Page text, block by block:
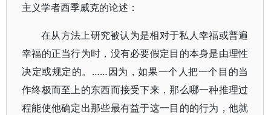
主义学者西季威克的论述：
在从方法上研究被认为是相对于私人幸福或普遍
幸福的正当行为时，没有必要假定目的本身是由理性
决定或规定的。……因为，如果一个人把一个目的当
作终极而至上的东西而接受下来，那么哪一种推理过
程能使他确定出那些最有益于这一目的的行为，他就